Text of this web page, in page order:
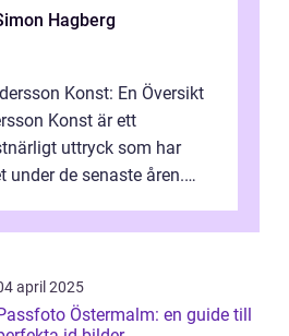
Hagberg
Konst: En Översikt
Konst är ett
uttryck som har
under de senaste åren.
april 2025
Östermalm: en guide till